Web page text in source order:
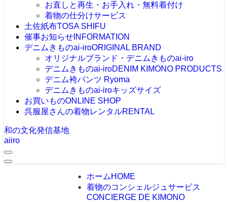
お直しと再生・お手入れ・無料着付け
着物の仕分けサービス
土佐紙布TOSA SHIFU
催事お知らせ INFORMATION
デニムきものai-iroORIGINAL BRAND
オリジナルブランド・デニムきものai-iro
デニムきものai-iroDENIM KIMONO PRODUCTS
デニム袴パンツ Ryoma
デニムきものai-iroキッズサイズ
お買いものONLINE SHOP
呉服屋さんの着物レンタルRENTAL
和の文化発信基地
aiiro
ホーム HOME
着物のコンシェルジュサービス
CONCIERGE DE KIMONO